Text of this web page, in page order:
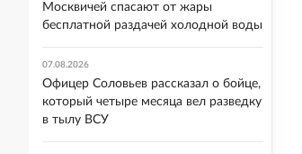
Москвичей спасают от жары
бесплатной раздачей холодной воды
07.08.2026
Офицер Соловьев рассказал о бойце,
который четыре месяца вел разведку
в тылу ВСУ